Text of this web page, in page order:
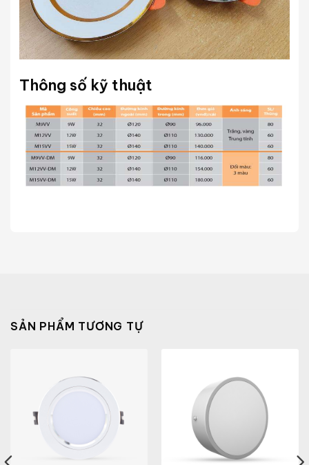
Thông số kỹ thuật
SẢN PHẨM TƯƠNG TỰ